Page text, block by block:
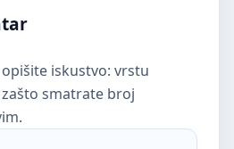
iskustvo: vrstu
smatrate broj